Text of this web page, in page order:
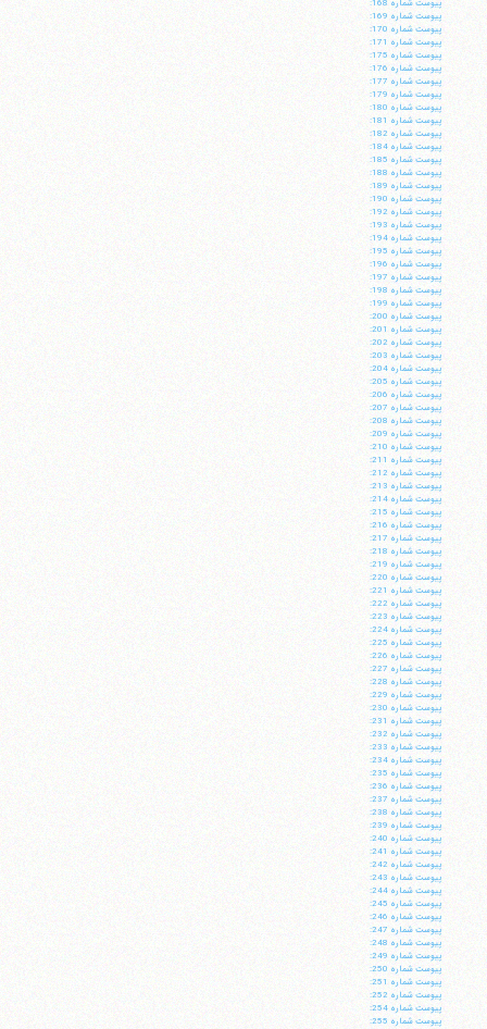
پيوست شماره 168:
پيوست شماره 169:
پيوست شماره 170:
پيوست شماره 171:
پيوست شماره 175:
پيوست شماره 176:
پيوست شماره 177:
پيوست شماره 179:
پيوست شماره 180:
پيوست شماره 181:
پيوست شماره 182:
پيوست شماره 184:
پيوست شماره 185:
پيوست شماره 188:
پيوست شماره 189:
پيوست شماره 190:
پيوست شماره 192:
پيوست شماره 193:
پيوست شماره 194:
پيوست شماره 195:
پيوست شماره 196:
پيوست شماره 197:
پيوست شماره 198:
پيوست شماره 199:
پيوست شماره 200:
پيوست شماره 201:
پيوست شماره 202:
پيوست شماره 203:
پيوست شماره 204:
پيوست شماره 205:
پيوست شماره 206:
پيوست شماره 207:
پيوست شماره 208:
پيوست شماره 209:
پيوست شماره 210:
پيوست شماره 211:
پيوست شماره 212:
پيوست شماره 213:
پيوست شماره 214:
پيوست شماره 215:
پيوست شماره 216:
پيوست شماره 217:
پيوست شماره 218:
پيوست شماره 219:
پيوست شماره 220:
پيوست شماره 221:
پيوست شماره 222:
پيوست شماره 223:
پيوست شماره 224:
پيوست شماره 225:
پيوست شماره 226:
پيوست شماره 227:
پيوست شماره 228:
پيوست شماره 229:
پيوست شماره 230:
پيوست شماره 231:
پيوست شماره 232:
پيوست شماره 233:
پيوست شماره 234:
پيوست شماره 235:
پيوست شماره 236:
پيوست شماره 237:
پيوست شماره 238:
پيوست شماره 239:
پيوست شماره 240:
پيوست شماره 241:
پيوست شماره 242:
پيوست شماره 243:
پيوست شماره 244:
پيوست شماره 245:
پيوست شماره 246:
پيوست شماره 247:
پيوست شماره 248:
پيوست شماره 249:
پيوست شماره 250:
پيوست شماره 251:
پيوست شماره 252:
پيوست شماره 254:
پيوست شماره 255: